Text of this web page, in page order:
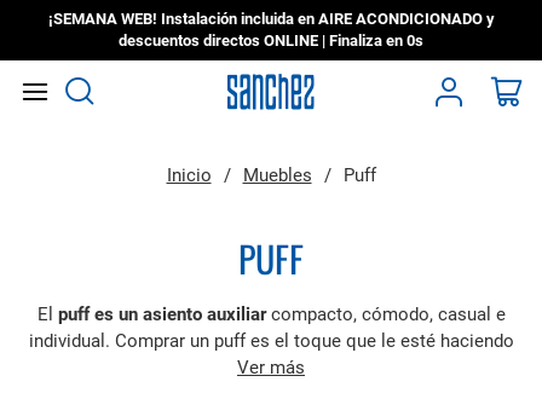
¡SEMANA WEB! Instalación incluida en AIRE ACONDICIONADO y
descuentos directos ONLINE | Finaliza en 0s
Inicio Muebles Puff
PUFF
El puff es un asiento auxiliarcompacto, cómodo, casual e
individual. Comprar un puff es el toque que le esté haciendo
falta a tu hogar para convertirlo en un sitio acogedor y personal.
Ver más